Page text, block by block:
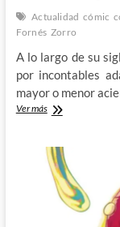
Actualidad cómic
Fornés Zorro
A lo largo de su
por incontables
mayor o menor
Ver másEl
de
nuevo
de
mano